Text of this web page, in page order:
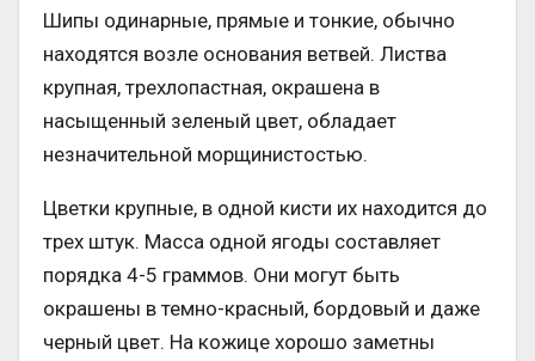
Шипы одинарные, прямые и тонкие, обычно
находятся возле основания ветвей. Листва
крупная, трехлопастная, окрашена в
насыщенный зеленый цвет, обладает
незначительной морщинистостью.
Цветки крупные, в одной кисти их находится до
трех штук. Масса одной ягоды составляет
порядка 4-5 граммов. Они могут быть
окрашены в темно-красный, бордовый и даже
черный цвет. На кожице хорошо заметны